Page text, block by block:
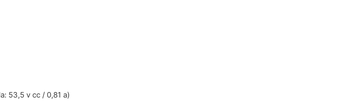
53,5 v cc / 0,81 a)